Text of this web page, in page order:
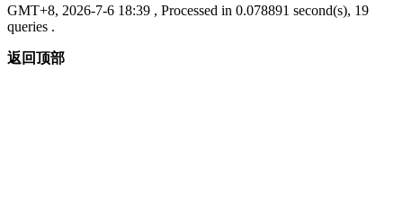
GMT+8, 2026-7-6 18:39 , Processed in 0.078891 second(s), 19
queries .
返回顶部